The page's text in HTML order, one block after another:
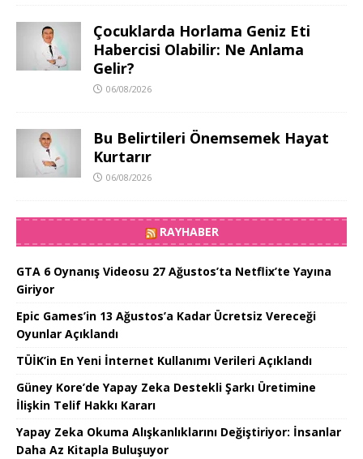
Çocuklarda Horlama Geniz Eti
Habercisi Olabilir: Ne Anlama
Gelir?
06/08/2026
Bu Belirtileri Önemsemek Hayat
Kurtarır
06/08/2026
RAYHABER
GTA 6 Oynanış Videosu 27 Ağustos’ta Netflix’te Yayına
Giriyor
Epic Games’in 13 Ağustos’a Kadar Ücretsiz Vereceği
Oyunlar Açıklandı
TÜİK’in En Yeni İnternet Kullanımı Verileri Açıklandı
Güney Kore’de Yapay Zeka Destekli Şarkı Üretimine
İlişkin Telif Hakkı Kararı
Yapay Zeka Okuma Alışkanlıklarını Değiştiriyor: İnsanlar
Daha Az Kitapla Buluşuyor